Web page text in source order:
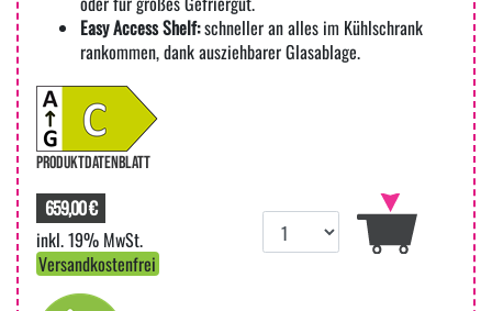
Easy Access Shelf:schneller an alles im Kühlschrank
rankommen, dank ausziehbarer Glasablage.
PRODUKTDATENBLATT
659,00 €
inkl. 19% MwSt.
Versandkostenfrei